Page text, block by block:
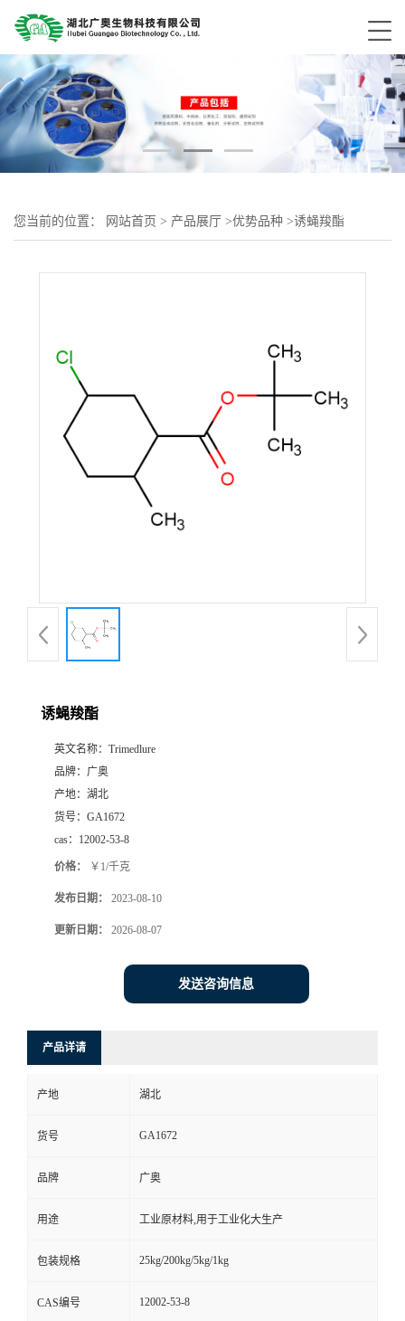
您当前的位置： 网站首页 > 产品展厅 >优势品种 >诱蝇羧酯
诱蝇羧酯
英文名称： Trimedlure
品牌： 广奥
产地： 湖北
货号： GA1672
cas： 12002-53-8
价格： ￥1/千克
发布日期： 2023-08-10
更新日期： 2026-08-07
发送咨询信息
产品详请
产地 湖北
货号 GA1672
品牌 广奥
用途 工业原材料,用于工业化大生产
包装规格 25kg/200kg/5kg/1kg
CAS编号 12002-53-8